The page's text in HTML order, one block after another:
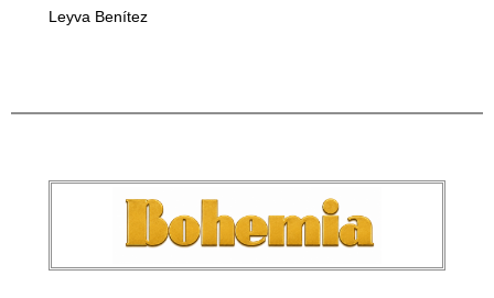
Leyva Benítez